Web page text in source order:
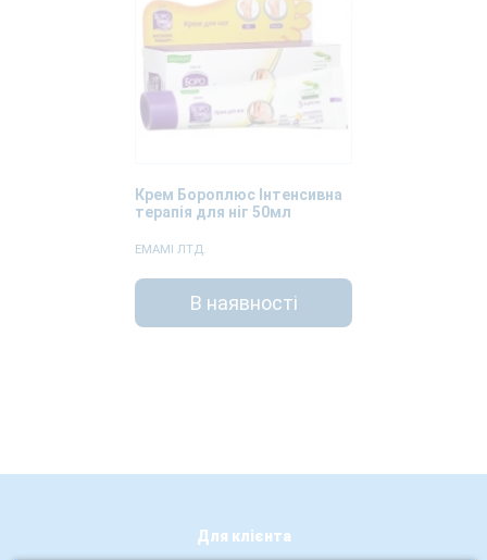
Крем Бороплюс Інтенсивна
терапія для ніг 50мл
ЕМАМІ ЛТД.
В наявності
Для клієнта